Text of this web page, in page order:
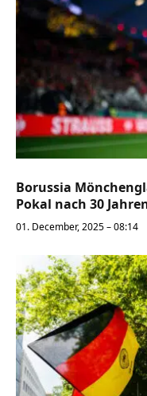
Borussia
Pokal nach 30
01. December, 2025 – 08:14